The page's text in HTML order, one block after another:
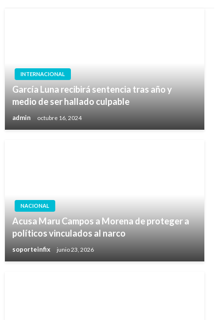
INTERNACIONAL
García Luna recibirá sentencia tras año y
medio de ser hallado culpable
admin octubre 16, 2024
NACIONAL
Acusa Maru Campos a Morena de proteger a
políticos vinculados al narco
soporteinfix junio 23, 2026